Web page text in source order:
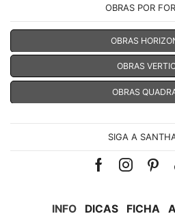
OBRAS POR
OBRAS
OBRAS
OBRAS
SIGA A
Facebook
INFO DICAS FICHA